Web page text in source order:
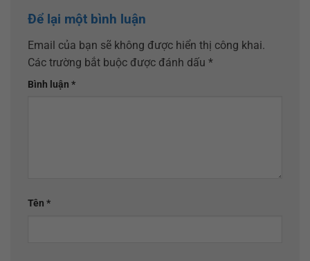
Để lại một bình luận
Email của bạn sẽ không được hiển thị công khai.
Các trường bắt buộc được đánh dấu *
Bình luận *
Tên *